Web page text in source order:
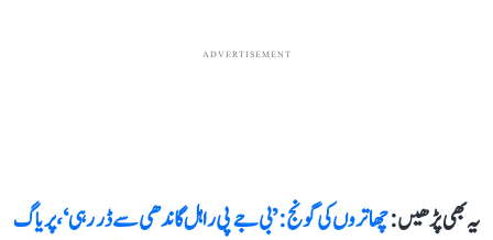
ADVERTISEMENT
یہ بھی پڑھیں :چھاتروں کی گونج: ’بی جے پی راہل گاندھی سے ڈر رہی‘، پریاگ